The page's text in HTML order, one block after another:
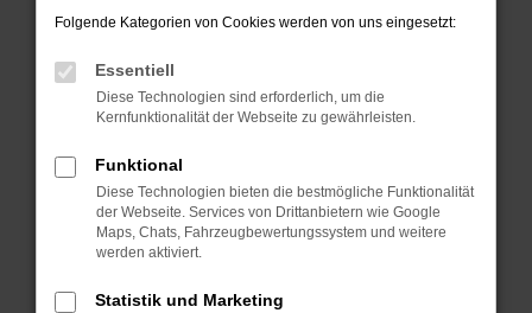
Prüfe deine Browsererweiterungen.
können das Laden bestimmter Seiten
verhindern. Funktioniert die Seite in einem
anderen Browser oder in einem privaten
Starte dein Gerät neu.
Das kann manchmal helfen, vorübergehende
Probleme zu beheben.
Betriebssystem auf dem neuesten Stand
Folgende Kategorien von Cookies werden von uns eingesetzt:
Essentiell
Diese Technologien sind erforderlich, um die
Kernfunktionalität der Webseite zu gewährleisten.
Funktional
Diese Technologien bieten die bestmögliche Funktionalität
der Webseite. Services von Drittanbietern wie Google
Maps, Chats, Fahrzeugbewertungssystem und weitere
werden aktiviert.
Statistik und Marketing